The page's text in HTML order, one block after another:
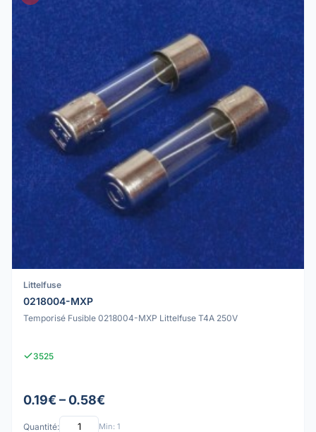
Littelfuse
0218004-MXP
Temporisé Fusible 0218004-MXP Littelfuse T4A 250V
3525
0.19€ – 0.58€
Quantité: Min: 1